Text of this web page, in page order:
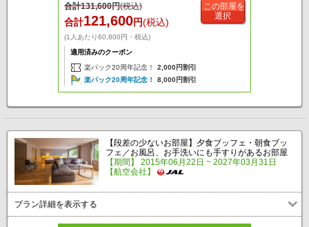
合計131,600円(税込)
合計121,600円(税込)
(1人あたり60,800円・税込)
適用済みのクーポン
楽パック20周年記念！
2,000円割引
楽パック20周年記念！
8,000円割引
この部屋を
選択
【段差の少ないお部屋】夕食ブッフェ・朝食ブッ
フェ／お風呂、お手洗いにも手すりがあるお部屋
【期間】 2015年06月22日 ~ 2027年03月31日
【航空会社】
プラン詳細を表示する